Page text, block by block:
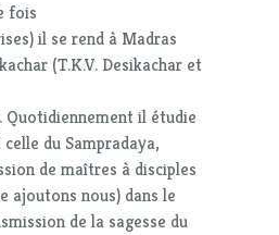
fois
il se rend à Madras
(T.K.V. Desikachar et
Quotidiennement il étudie
du Sampradaya,
de maîtres à disciples
ajoutons nous) dans le
de la sagesse du